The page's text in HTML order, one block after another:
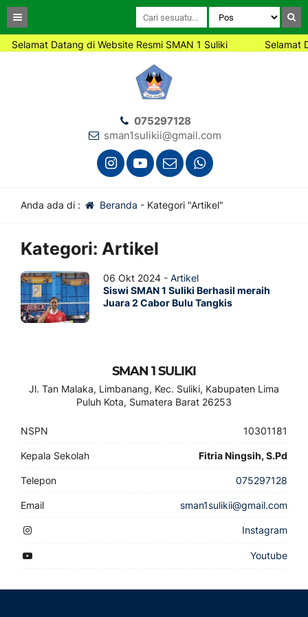
Selamat Datang di Website Resmi SMAN 1 Suliki Selamat
075297128
sman1sulikii@gmail.com
Anda ada di : Beranda - Kategori "Artikel"
Kategori: Artikel
06 Okt 2024 - Artikel
Siswi SMAN 1 Suliki Berhasil meraih
Juara 2 Cabor Bulu Tangkis
SMAN 1 SULIKI
Jl. Tan Malaka, Limbanang, Kec. Suliki, Kabupaten Lima
Puluh Kota, Sumatera Barat 26253
NSPN 10301181
Kepala Sekolah Fitria Ningsih, S.Pd
Telepon 075297128
Email sman1sulikii@gmail.com
Instagram
Youtube